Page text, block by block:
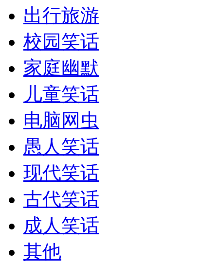
出行旅游
校园笑话
家庭幽默
儿童笑话
电脑网虫
愚人笑话
现代笑话
古代笑话
成人笑话
其他